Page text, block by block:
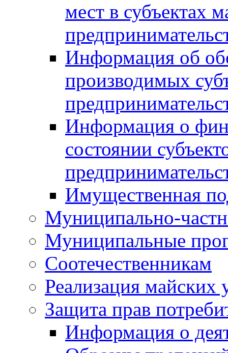
мест в субъектах
Информация об
производимых
Информация о
состоянии
Имущественная
Муниципально-
Муниципальные
Соотечественникам
Реализация майских
Защита прав
Информация о